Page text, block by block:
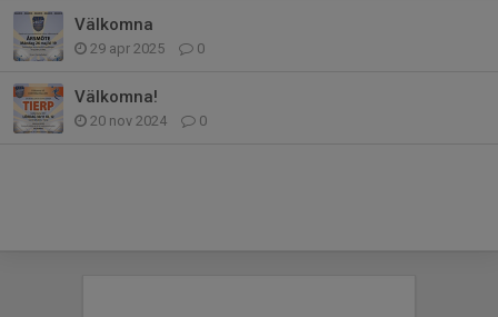
Välkomna
29 apr 2025 0
Välkomna!
20 nov 2024 0